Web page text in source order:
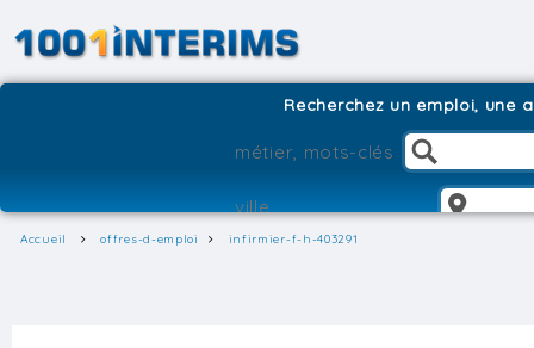
Recherchez un emploi, une
Accueil offres-d-emploi infirmier-f-h-403291